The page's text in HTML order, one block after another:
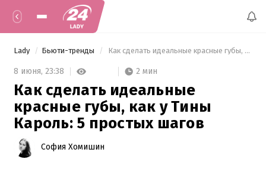
Lady Бьюти-тренды Как сделать идеальные красные губы, как у Тины Кароль: 5 простых шагов
8 июня, 23:38 2 мин
Как сделать идеальные
красные губы, как у Тины
Кароль: 5 простых шагов
София Хомишин